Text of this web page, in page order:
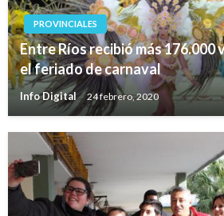
PROVINCIALES
Entre Ríos recibió más
el feriado de carnaval
Info Digital 24 febrero, 2020